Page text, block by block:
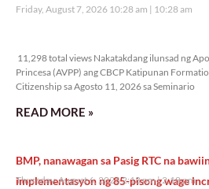
Friday, August 7, 2026 10:28 am 10:28 am
11,298 total views Nakatakdang ilunsad ng
Princesa (AVPP) ang CBCP Katipunan
Citizenship sa Agosto 11, 2026 sa Seminario
READ MORE »
BMP, nanawagan sa Pasig RTC na
implementasyon ng 85-pisong wage
Thursday, August 6, 2026 2:18 pm 2:18 pm